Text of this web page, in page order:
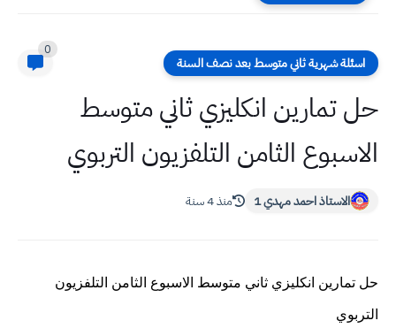
اسئلة شهرية ثاني متوسط بعد نصف السنة
0
حل تمارين انكليزي ثاني متوسط
الاسبوع الثامن التلفزيون التربوي
الاستاذ احمد مهدي 1 منذ 4 سنة
حل تمارين انكليزي ثاني متوسط الاسبوع الثامن التلفزيون
التربوي